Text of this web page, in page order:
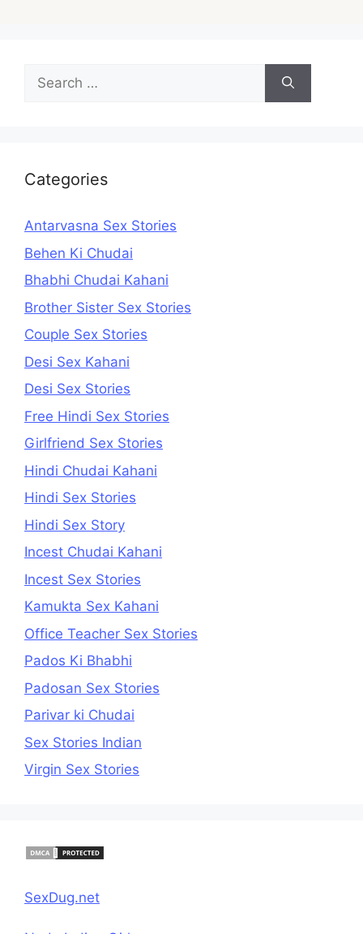
Search
for:
Categories
Antarvasna Sex Stories
Behen Ki Chudai
Bhabhi Chudai Kahani
Brother Sister Sex Stories
Couple Sex Stories
Desi Sex Kahani
Desi Sex Stories
Free Hindi Sex Stories
Girlfriend Sex Stories
Hindi Chudai Kahani
Hindi Sex Stories
Hindi Sex Story
Incest Chudai Kahani
Incest Sex Stories
Kamukta Sex Kahani
Office Teacher Sex Stories
Pados Ki Bhabhi
Padosan Sex Stories
Parivar ki Chudai
Sex Stories Indian
Virgin Sex Stories
SexDug.net